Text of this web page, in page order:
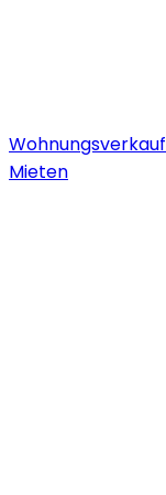
Wohnungsverkauf
Mieten